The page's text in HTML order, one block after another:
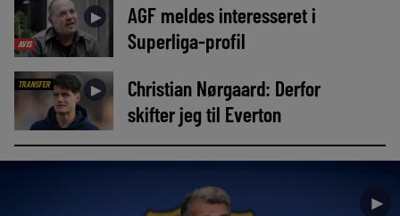
AVIS
►
AGF meldes interesseret i
Superliga-profil
TRANSFER ►
Christian Nørgaard: Derfor
skifter jeg til Everton
►